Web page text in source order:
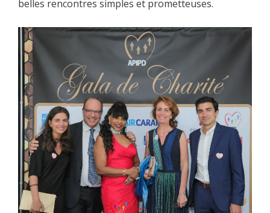
belles rencontres simples et prometteuses.